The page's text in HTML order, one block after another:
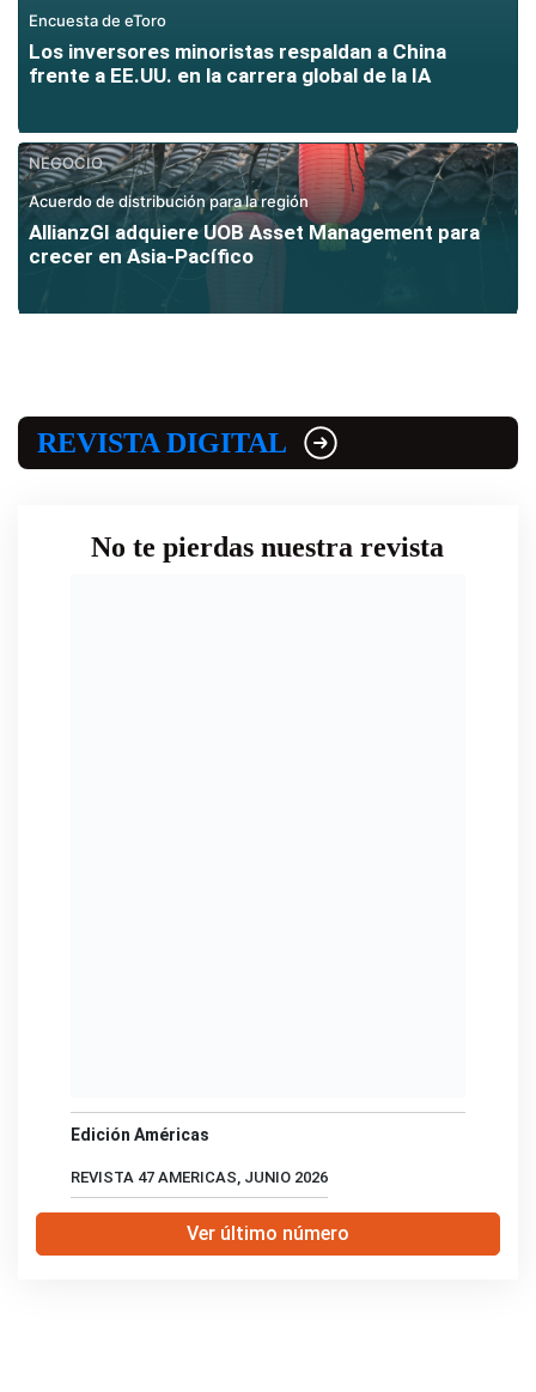
Encuesta de eToro
Los inversores minoristas respaldan a China
frente a EE.UU. en la carrera global de la IA
NEGOCIO
Acuerdo de distribución para la región
AllianzGI adquiere UOB Asset Management para
crecer en Asia-Pacífico
REVISTA DIGITAL
No te pierdas nuestra revista
Edición Américas
REVISTA 47 AMERICAS, JUNIO 2026
Ver último número